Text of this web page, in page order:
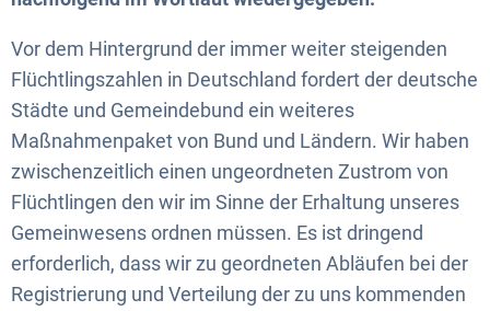
Vor dem Hintergrund der immer weiter steigenden
Flüchtlingszahlen in Deutschland fordert der deutsche
Städte und Gemeindebund ein weiteres
Maßnahmenpaket von Bund und Ländern. Wir haben
zwischenzeitlich einen ungeordneten Zustrom von
Flüchtlingen den wir im Sinne der Erhaltung unseres
Gemeinwesens ordnen müssen. Es ist dringend
erforderlich, dass wir zu geordneten Abläufen bei der
Registrierung und Verteilung der zu uns kommenden